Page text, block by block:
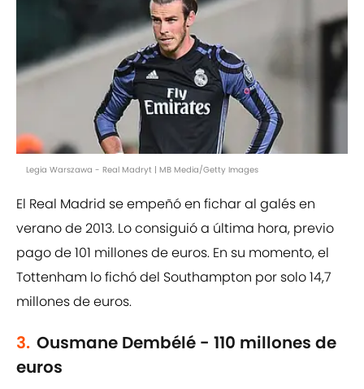
Legia Warszawa - Real Madryt | MB Media/Getty Images
El Real Madrid se empeñó en fichar al galés en
verano de 2013. Lo consiguió a última hora, previo
pago de 101 millones de euros. En su momento, el
Tottenham lo fichó del Southampton por solo 14,7
millones de euros.
3. Ousmane Dembélé - 110 millones de
euros